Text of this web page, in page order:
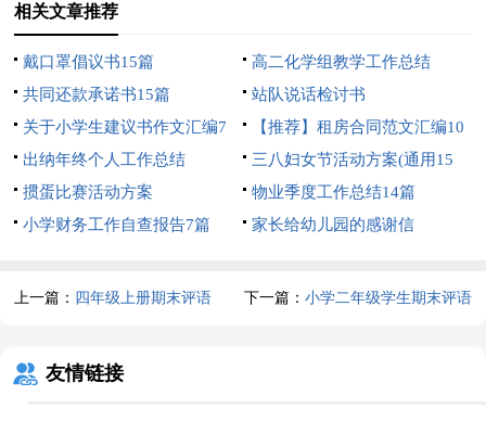
相关文章推荐
戴口罩倡议书15篇
高二化学组教学工作总结
共同还款承诺书15篇
站队说话检讨书
关于小学生建议书作文汇编7
篇
【推荐】租房合同范文汇编10
篇
出纳年终个人工作总结
三八妇女节活动方案(通用15
篇)
掼蛋比赛活动方案
物业季度工作总结14篇
小学财务工作自查报告7篇
家长给幼儿园的感谢信
上一篇： 四年级上册期末评语 下一篇： 小学二年级学生期末评语
友情链接